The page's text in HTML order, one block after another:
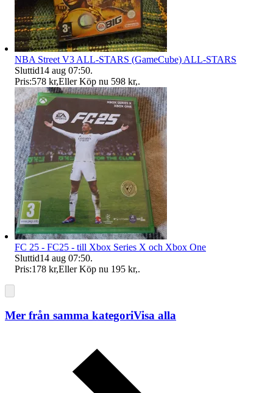
NBA Street V3 ALL-STARS (GameCube) ALL-STARS
Sluttid14 aug 07:50.
Pris:578 kr,Eller Köp nu 598 kr,.
FC 25 - FC25 - till Xbox Series X och Xbox One
Sluttid14 aug 07:50.
Pris:178 kr,Eller Köp nu 195 kr,.
Mer från samma kategoriVisa alla